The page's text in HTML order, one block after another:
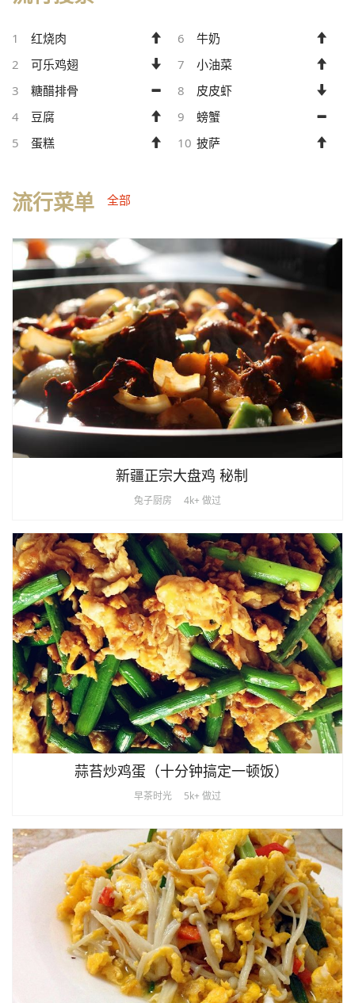
1
红烧肉
2
可乐鸡翅
3
糖醋排骨
4
豆腐
5
蛋糕
6
牛奶
7
小油菜
8
皮皮虾
9
螃蟹
10 披萨
流行菜单 全部
新疆正宗大盘鸡 秘制
兔子厨房 4k+ 做过
蒜苔炒鸡蛋（十分钟搞定一顿饭）
早茶时光 5k+ 做过